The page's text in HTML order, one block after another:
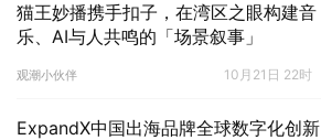
猫王妙播携手扣子，在湾区之眼构建音
乐、AI与人共鸣的「场景叙事」
观潮小伙伴 10月21日 22时
ExpandX中国出海品牌全球数字化创新